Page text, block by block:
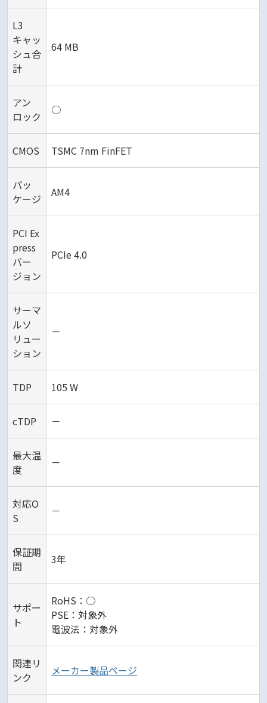
L3
キャッ
シュ合
計
64 MB
アン
ロック
○
CMOS TSMC 7nm FinFET
パッ
ケージ
AM4
PCI Ex
press
バー
ジョン
PCIe 4.0
サーマ
ルソ
リュー
ション
－
TDP 105 W
cTDP －
最大温
度
－
対応O
S
－
保証期
間
3年
サポー
ト
RoHS：○
PSE：対象外
電波法：対象外
関連リ
ンク
メーカー製品ページ